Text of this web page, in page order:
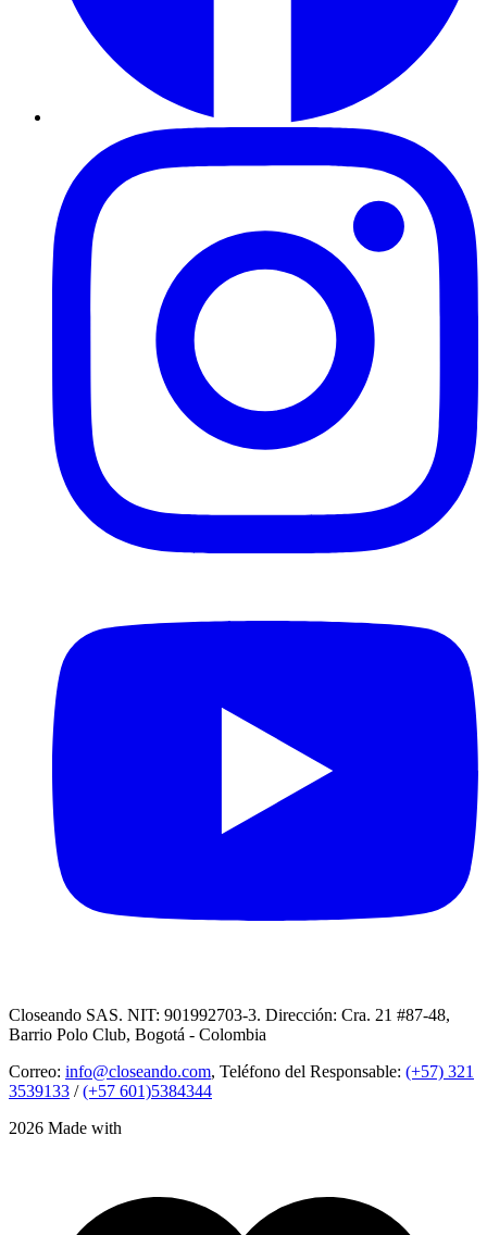
Closeando SAS. NIT: 901992703-3. Dirección: Cra. 21 #87-48,
Barrio Polo Club, Bogotá - Colombia
Correo: info@closeando.com, Teléfono del Responsable: (+57) 321
3539133 /(+57 601)5384344
2026 Made with